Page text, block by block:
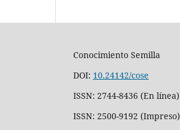
Conocimiento Semilla
DOI: 10.24142/cose
ISSN: 2744-8436 (En línea)
ISSN: 2500-9192 (Impreso)